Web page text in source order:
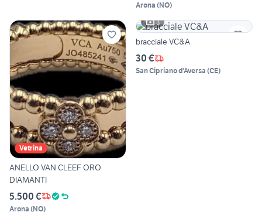
Arona (NO)
Vetrina
ANELLO VAN CLEEF ORO
DIAMANTI
5.500 €
Arona (NO)
3
bracciale VC&A
30 €
San Cipriano d'Aversa (CE)